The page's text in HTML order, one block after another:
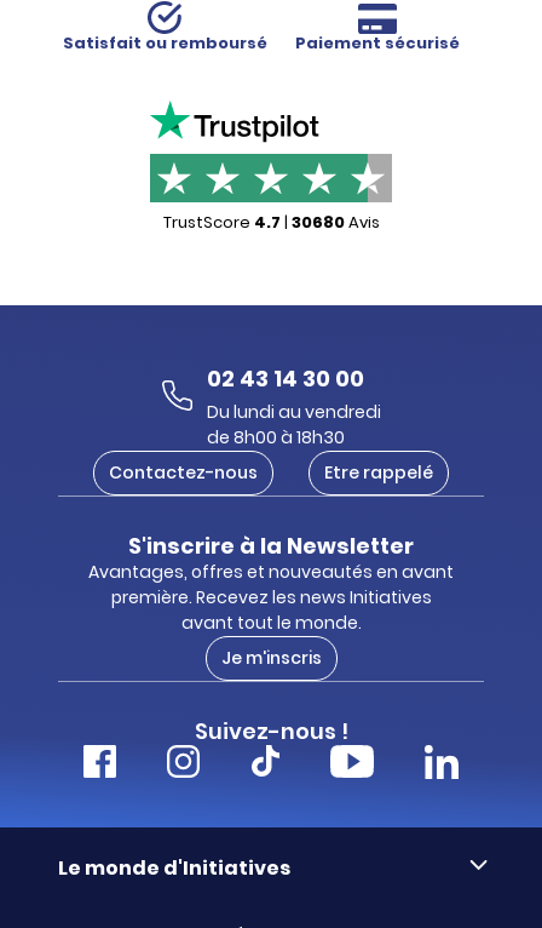
Satisfait ou remboursé Paiement sécurisé
TrustScore 4.7 | 30680Avis
02 43 14 30 00
Du lundi au vendredi
de 8h00 à 18h30
Contactez-nous
Etre rappelé
S'inscrire à la Newsletter
Avantages, offres et nouveautés en avant
première. Recevez les news Initiatives
avant tout le monde.
Je m'inscris
Suivez-nous !
Le monde d'Initiatives